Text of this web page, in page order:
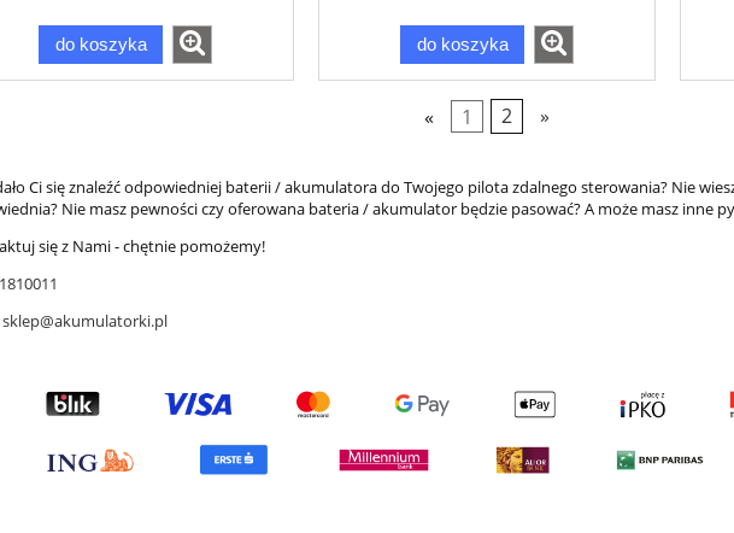
do koszyka do koszyka
« 1 2 »
Ci się znaleźć odpowiedniej baterii / akumulatora do Twojego pilota zdalnego sterowania? Nie
Nie masz pewności czy oferowana bateria / akumulator będzie pasować? A może masz inne
się z Nami - chętnie pomożemy!
sklep@akumulatorki.pl